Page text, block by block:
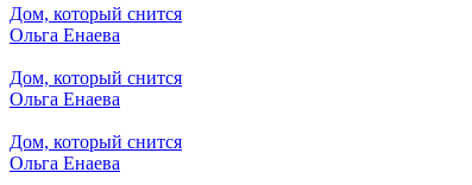
Дом, который снится
Ольга Енаева
Дом, который снится
Ольга Енаева
Дом, который снится
Ольга Енаева